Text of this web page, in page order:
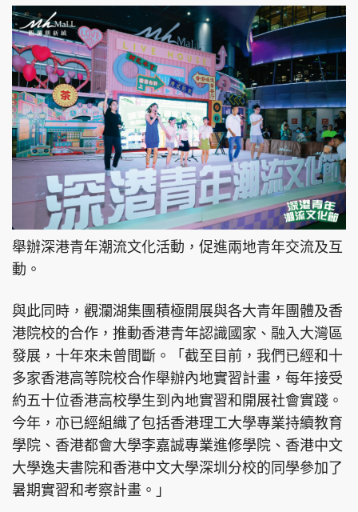
舉辦深港青年潮流文化活動，促進兩地青年交流及互
動。
與此同時，觀瀾湖集團積極開展與各大青年團體及香
港院校的合作，推動香港青年認識國家、融入大灣區
發展，十年來未曾間斷。「截至目前，我們已經和十
多家香港高等院校合作舉辦內地實習計畫，每年接受
約五十位香港高校學生到內地實習和開展社會實踐。
今年，亦已經組織了包括香港理工大學專業持續教育
學院、香港都會大學李嘉誠專業進修學院、香港中文
大學逸夫書院和香港中文大學深圳分校的同學參加了
暑期實習和考察計畫。」